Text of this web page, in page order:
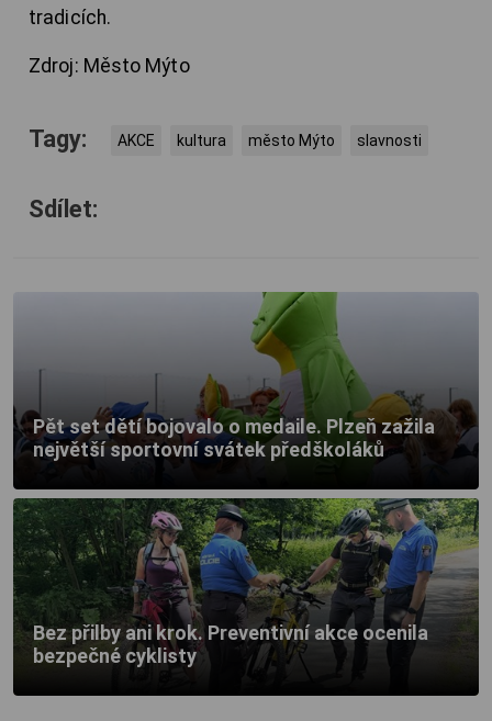
tradicích.
Zdroj: Město Mýto
Tagy: AKCE kultura město Mýto slavnosti
Sdílet:
Pět set dětí bojovalo o medaile. Plzeň zažila
největší sportovní svátek předškoláků
Bez přilby ani krok. Preventivní akce ocenila
bezpečné cyklisty